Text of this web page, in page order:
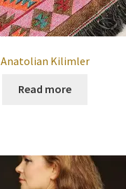
Anatolian Kilimler
Read more